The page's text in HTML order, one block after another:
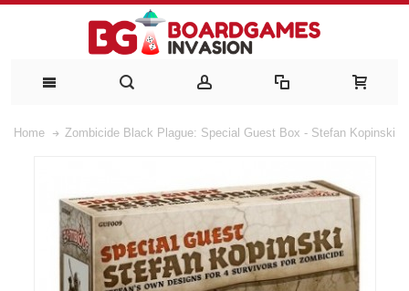
Home Zombicide Black Plague: Special Guest Box - Stefan Kopinski